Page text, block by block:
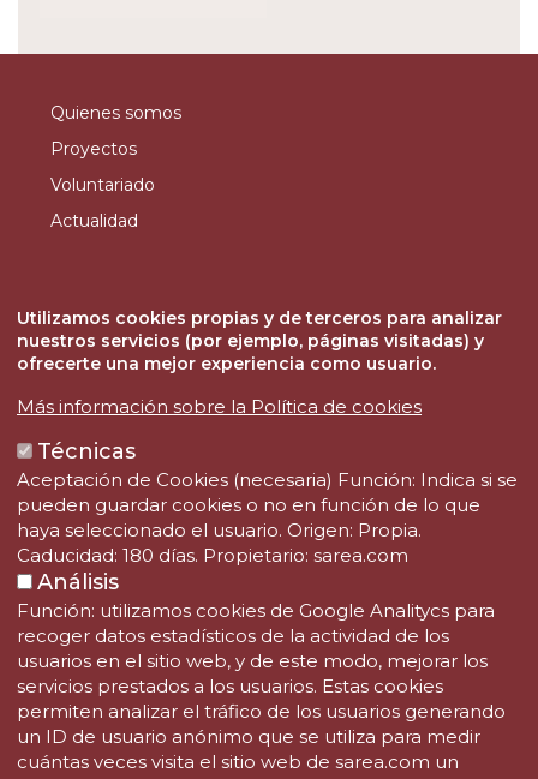
Quienes somos
Proyectos
Voluntariado
Actualidad
Teléfono: (+34) 943 344 333
Fax: (+34) 943 344 332
Utilizamos cookies propias y de terceros para analizar
nuestros servicios (por ejemplo, páginas visitadas) y
ofrecerte una mejor experiencia como usuario.
Más información sobre la Política de cookies
Técnicas
Aceptación de Cookies (necesaria) Función: Indica si se
pueden guardar cookies o no en función de lo que
haya seleccionado el usuario. Origen: Propia.
Caducidad: 180 días. Propietario: sarea.com
Análisis
Función: utilizamos cookies de Google Analitycs para
recoger datos estadísticos de la actividad de los
usuarios en el sitio web, y de este modo, mejorar los
servicios prestados a los usuarios. Estas cookies
permiten analizar el tráfico de los usuarios generando
un ID de usuario anónimo que se utiliza para medir
cuántas veces visita el sitio web de sarea.com un